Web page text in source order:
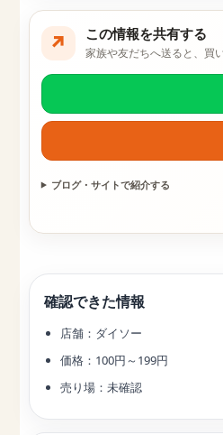
↗ この情報を共有する
家族や友だちへ送ると、買
ブログ・サイトで紹介する
確認できた情報
店舗：ダイソー
価格：100円～199円
売り場：未確認